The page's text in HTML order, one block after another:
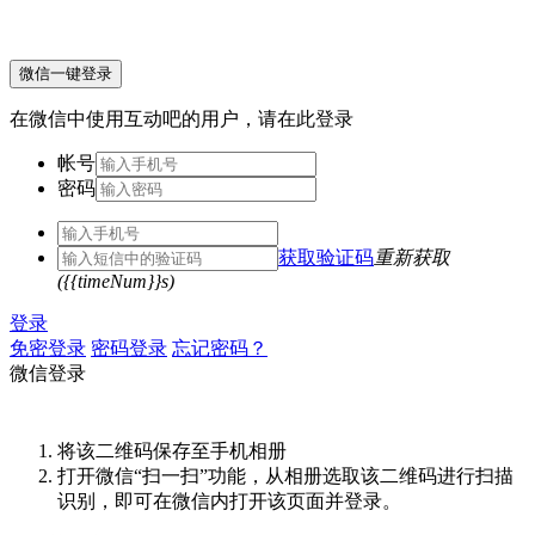
微信一键登录
在微信中使用互动吧的用户，请在此登录
帐号
密码
获取验证码重新获取
({{timeNum}}s)
登录
免密登录 密码登录 忘记密码？
微信登录
将该二维码保存至手机相册
打开微信“扫一扫”功能，从相册选取该二维码进行扫描
识别，即可在微信内打开该页面并登录。